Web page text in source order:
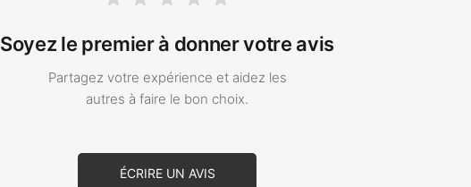
Soyez le premier à donner votre avis
Partagez votre expérience et aidez les
autres à faire le bon choix.
ÉCRIRE UN AVIS